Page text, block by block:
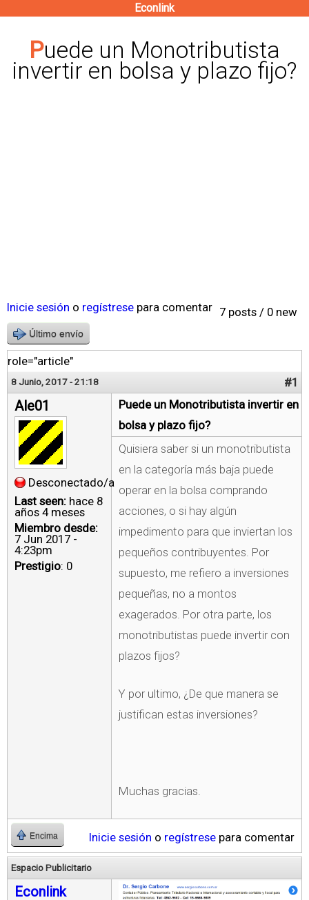
contenido
principal
Econlink
Puede un Monotributista
invertir en bolsa y plazo fijo?
7 posts / 0 new
Inicie sesión o regístrese para comentar
Último envío
role="article"
8 Junio, 2017 - 21:18 #1
Ale01
Desconectado/a
Last seen: hace 8
años 4 meses
Miembro desde:
7 Jun 2017 -
4:23pm
Prestigio: 0
Puede un Monotributista invertir en
bolsa y plazo fijo?
Quisiera saber si un monotributista
en la categoría más baja puede
operar en la bolsa comprando
acciones, o si hay algún
impedimento para que inviertan los
pequeños contribuyentes. Por
supuesto, me refiero a inversiones
pequeñas, no a montos
exagerados. Por otra parte, los
monotributistas puede invertir con
plazos fijos?
Y por ultimo, ¿De que manera se
justifican estas inversiones?
Muchas gracias.
Encima Inicie sesión o regístrese para comentar
Espacio Publicitario
Econlink